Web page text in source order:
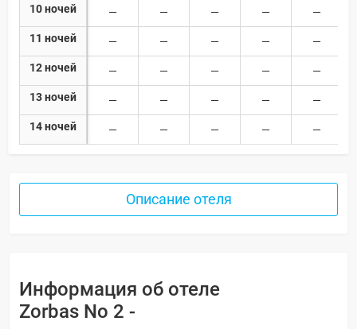
10 ночей
11 ночей
12 ночей
13 ночей
14 ночей
Описание отеля
Информация об отеле
Zorbas No 2 -